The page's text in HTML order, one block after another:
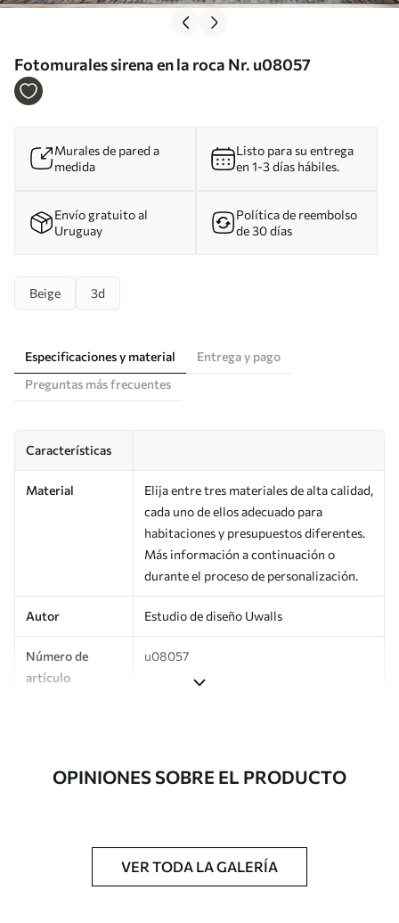
Fotomurales sirena en la roca Nr. u08057
Murales de pared a
medida
Listo para su entrega
en 1-3 días hábiles.
Envío gratuito al
Uruguay
Política de reembolso
de 30 días
Beige 3d
Especificaciones y material
Entrega y pago
Preguntas más frecuentes
Características
Material
Elija entre tres materiales de alta calidad,
cada uno de ellos adecuado para
habitaciones y presupuestos diferentes.
Más información a continuación o
durante el proceso de personalización.
Autor Estudio de diseño Uwalls
Número de
artículo
u08057
Adicionalmente
Disponible con recubrimiento de barniz
esponja suave. Los murales de pared con
recubrimiento de barniz pueden
OPINIONES SOBRE EL PRODUCTO
VER TODA LA GALERÍA